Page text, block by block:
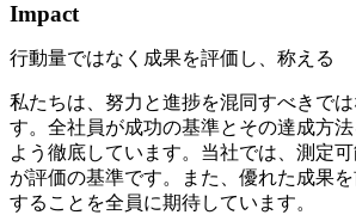
Impact
行動量ではなく成果を評価し、称える
私たちは、努力と進捗を混同すべきで
す。全社員が成功の基準とその達成方
よう徹底しています。当社では、測定
が評価の基準です。また、優れた成果
することを全員に期待しています。